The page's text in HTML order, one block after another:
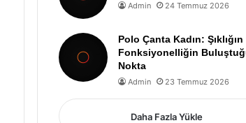
Admin 24 Temmuz 2026
Polo Çanta Kadın:
Fonksiyonelliğin
Nokta
Admin 23 Temmuz 2026
Daha Fazla Yükle